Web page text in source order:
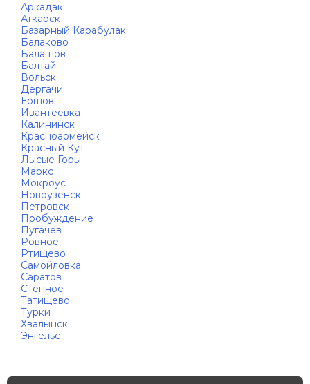
Аркадак
Аткарск
Базарный Карабулак
Балаково
Балашов
Балтай
Вольск
Дергачи
Ершов
Ивантеевка
Калининск
Красноармейск
Красный Кут
Лысые Горы
Маркс
Мокроус
Новоузенск
Петровск
Пробуждение
Пугачев
Ровное
Ртищево
Самойловка
Саратов
Степное
Татищево
Турки
Хвалынск
Энгельс